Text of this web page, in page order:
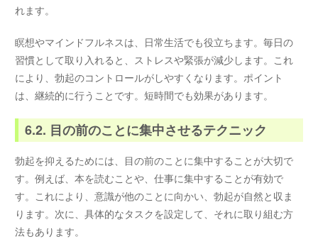
れます。
瞑想やマインドフルネスは、日常生活でも役立ちます。毎日の
習慣として取り入れると、ストレスや緊張が減少します。これ
により、勃起のコントロールがしやすくなります。ポイント
は、継続的に行うことです。短時間でも効果があります。
6.2. 目の前のことに集中させるテクニック
勃起を抑えるためには、目の前のことに集中することが大切で
す。例えば、本を読むことや、仕事に集中することが有効で
す。これにより、意識が他のことに向かい、勃起が自然と収ま
ります。次に、具体的なタスクを設定して、それに取り組む方
法もあります。